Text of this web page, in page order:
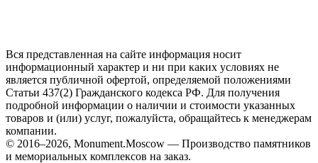
Вся представленная на сайте информация носит
информационный характер и ни при каких условиях не
является публичной офертой, определяемой положениями
Статьи 437(2) Гражданского кодекса РФ. Для получения
подробной информации о наличии и стоимости указанных
товаров и (или) услуг, пожалуйста, обращайтесь к менеджерам
компании.
© 2016–2026, Monument.Moscow — Производство памятников
и мемориальных комплексов на заказ.